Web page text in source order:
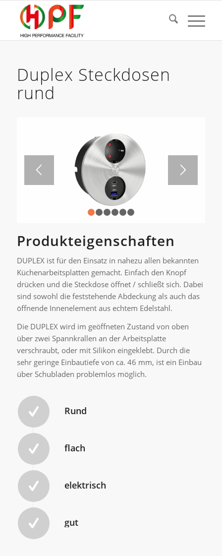
Duplex Steckdosen
rund
Produkteigenschaften
DUPLEX ist für den Einsatz in nahezu allen bekannten
Küchenarbeitsplatten gemacht. Einfach den Knopf
drücken und die Steckdose öffnet / schließt sich. Dabei
sind sowohl die feststehende Abdeckung als auch das
öffnende Innenelement aus echtem Edelstahl.
Die DUPLEX wird im geöffneten Zustand von oben
über zwei Spannkrallen an der Arbeitsplatte
verschraubt, oder mit Silikon eingeklebt. Durch die
sehr geringe Einbautiefe von ca. 46 mm, ist ein Einbau
über Schubladen problemlos möglich.
Rund
flach
elektrisch
gut